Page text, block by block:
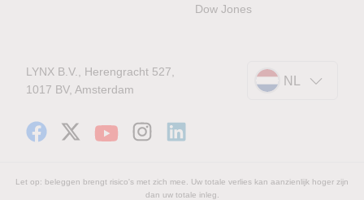
Dow Jones
LYNX B.V., Herengracht 527,
1017 BV, Amsterdam
NL
Let op: beleggen brengt risico's met zich mee. Uw totale verlies kan aanzienlijk hoger zijn
dan uw totale inleg.